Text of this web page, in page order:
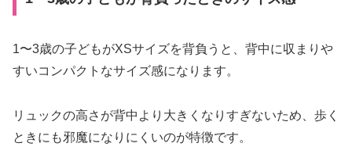
1〜3歳の子どもがXSサイズを背負うと、背中に収まりや
すいコンパクトなサイズ感になります。
リュックの高さが背中より大きくなりすぎないため、歩く
ときにも邪魔になりにくいのが特徴です。